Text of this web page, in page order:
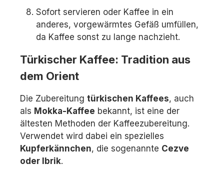
Sofort servieren oder Kaffee in ein
anderes, vorgewärmtes Gefäß umfüllen,
da Kaffee sonst zu lange nachzieht.
Türkischer Kaffee: Tradition aus
dem Orient
Die Zubereitung türkischen Kaffees, auch
als Mokka-Kaffee bekannt, ist eine der
ältesten Methoden der Kaffeezubereitung.
Verwendet wird dabei ein spezielles
Kupferkännchen, die sogenannte Cezve
oder Ibrik.